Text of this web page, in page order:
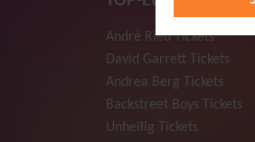
André Rieu Tickets
David Garrett Tickets
Andrea Berg Tickets
Backstreet Boys Tickets
Unheilig Tickets